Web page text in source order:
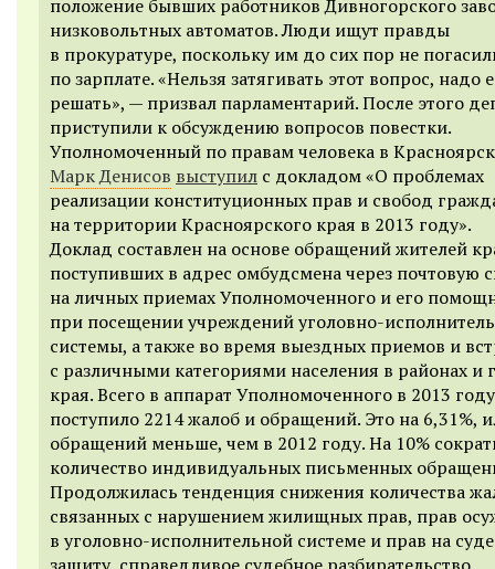
положение бывших работников Дивногорского
низковольтных автоматов. Люди ищут правды
в прокуратуре, поскольку им до сих пор не
по зарплате. «Нельзя затягивать этот вопрос, надо
решать», — призвал парламентарий. После этого
приступили к обсуждению вопросов повестки.
Уполномоченный по правам человека в
Марк Денисов выступил с докладом «О проблемах
реализации конституционных прав и свобод
на территории Красноярского края в 2013 году».
Доклад составлен на основе обращений жителей
поступивших в адрес омбудсмена через почтовую
на личных приемах Уполномоченного и его
при посещении учреждений уголовно-
системы, а также во время выездных приемов и
с различными категориями населения в районах и
края. Всего в аппарат Уполномоченного в 2013 году
поступило 2214 жалоб и обращений. Это на 6,31%,
обращений меньше, чем в 2012 году. На 10%
количество индивидуальных письменных
Продолжилась тенденция снижения количества
связанных с нарушением жилищных прав, прав
в уголовно-исполнительной системе и прав на